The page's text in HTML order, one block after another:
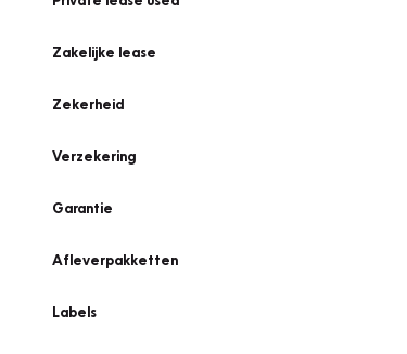
Zakelijke lease
Zekerheid
Verzekering
Garantie
Afleverpakketten
Labels